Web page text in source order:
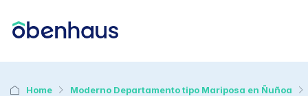
Home Moderno Departamento tipo Mariposa en Ñuñoa